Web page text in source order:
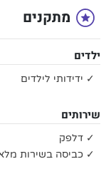
מתקנים
ילדים
✓ ידידותי לילדים
שירותים
✓ דלפק
✓ כביסה בשירות